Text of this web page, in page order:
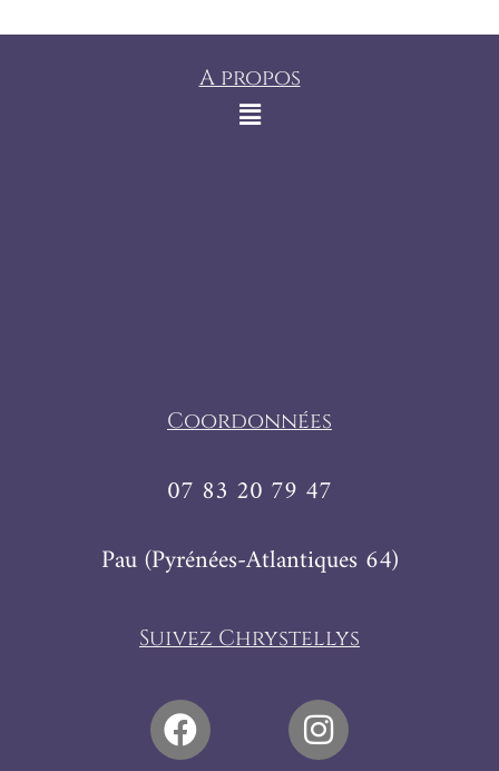
A propos
Coordonnées
07 83 20 79 47
Pau (Pyrénées-Atlantiques 64)
Suivez Chrystellys